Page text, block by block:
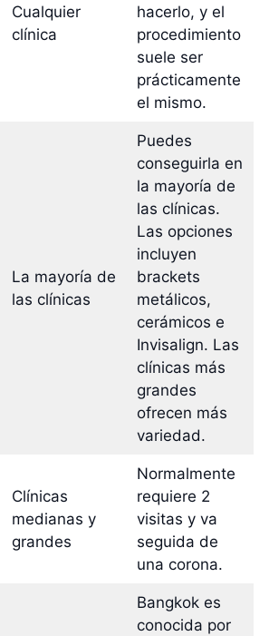
Cualquier
clínica
hacerlo, y el
procedimiento
suele ser
prácticamente
el mismo.
La mayoría de
las clínicas
Puedes
conseguirla en
la mayoría de
las clínicas.
Las opciones
incluyen
brackets
metálicos,
cerámicos e
Invisalign. Las
clínicas más
grandes
ofrecen más
variedad.
Clínicas
medianas y
grandes
Normalmente
requiere 2
visitas y va
seguida de
una corona.
Bangkok es
conocida por